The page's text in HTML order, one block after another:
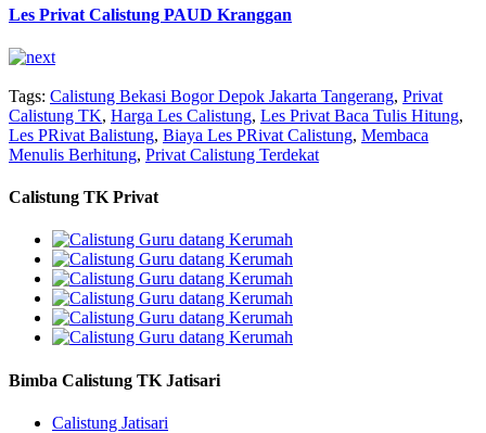
Les Privat Calistung PAUD Kranggan
Tags: Calistung Bekasi Bogor Depok Jakarta Tangerang, Privat
Calistung TK, Harga Les Calistung, Les Privat Baca Tulis Hitung,
Les PRivat Balistung, Biaya Les PRivat Calistung, Membaca
Menulis Berhitung, Privat Calistung Terdekat
Calistung TK Privat
Bimba Calistung TK Jatisari
Calistung Jatisari